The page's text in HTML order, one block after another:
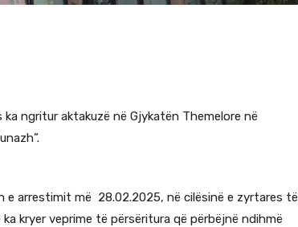
ka ngritur aktakuzë në Gjykatën Themelore në
e arrestimit më 28.02.2025, në cilësinë e zyrtares të
kryer veprime të përsëritura që përbëjnë ndihmë